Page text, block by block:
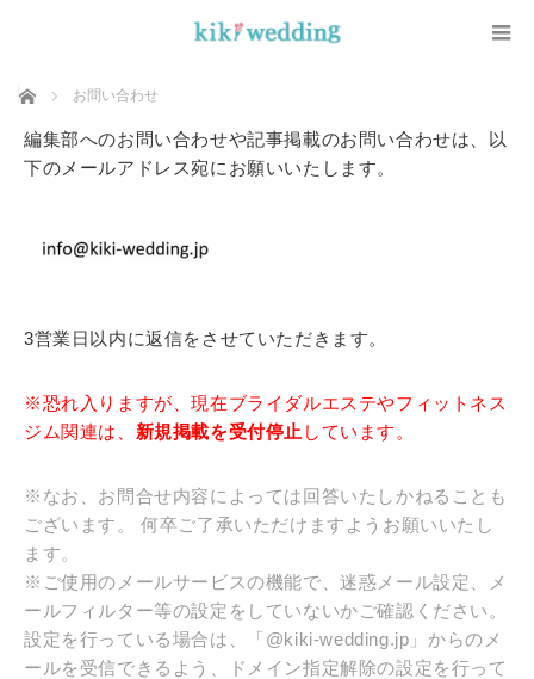
ホーム お問い合わせ
編集部へのお問い合わせや記事掲載のお問い合わせは、以
下のメールアドレス宛にお願いいたします。
3営業日以内に返信をさせていただきます。
※恐れ入りますが、現在ブライダルエステやフィットネス
ジム関連は、 新規掲載を受付停止 しています。
※なお、お問合せ内容によっては回答いたしかねることも
ございます。 何卒ご了承いただけますようお願いいたし
ます。
※ご使用のメールサービスの機能で、迷惑メール設定、メ
ールフィルター等の設定をしていないかご確認ください。
設定を行っている場合は、「@kiki-wedding.jp」からのメ
ールを受信できるよう、ドメイン指定解除の設定を行って